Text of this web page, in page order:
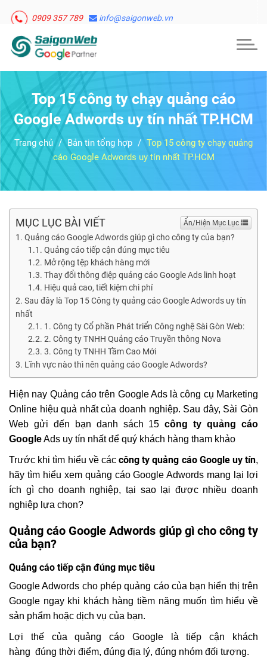
0909 357 789 info@saigonweb.vn
Top 15 công ty chạy quảng cáo
Google Adwords uy tín nhất TP.HCM
Trang chủ Bản tin tổng hợp
Top 15 công ty chạy quảng
cáo Google Adwords uy tín nhất TP.HCM
MỤC LỤC BÀI VIẾT Ẩn/Hiện Mục Lục
Quảng cáo Google Adwords giúp gì cho công ty của bạn?
Quảng cáo tiếp cận đúng mục tiêu
Mở rộng tệp khách hàng mới
Thay đổi thông điệp quảng cáo Google Ads linh hoạt
Hiệu quả cao, tiết kiệm chi phí
Sau đây là Top 15 Công ty quảng cáo Google Adwords uy tín
nhất
1. Công ty Cổ phần Phát triển Công nghệ Sài Gòn Web:
2. Công ty TNHH Quảng cáo Truyền thông Nova
3. Công ty TNHH Tầm Cao Mới
Lĩnh vực nào thì nên quảng cáo Google Adwords?
Hiện nay Quảng cáo trên Google Ads là công cụ Marketing
Online hiệu quả nhất của doanh nghiệp. Sau đây, Sài Gòn
Web gửi đến bạn danh sách 15công ty quảng cáo
GoogleAds uy tín nhất để quý khách hàng tham khảo
Trước khi tìm hiểu về các công ty quảng cáo Google uy tín,
hãy tìm hiểu xem quảng cáo Google Adwords mang lại lợi
ích gì cho doanh nghiệp, tại sao lại được nhiều doanh
nghiệp lựa chọn?
Quảng cáo Google Adwords giúp gì cho công ty
của bạn?
Quảng cáo tiếp cận đúng mục tiêu
Google Adwords cho phép quảng cáo của bạn hiển thị trên
Google ngay khi khách hàng tiềm năng muốn tìm hiểu về
sản phẩm hoặc dịch vụ của bạn.
Lợi thế của quảng cáo Google là tiếp cận khách
hàng đúng thời điểm, đúng địa lý, đúng nhóm đối tượng.